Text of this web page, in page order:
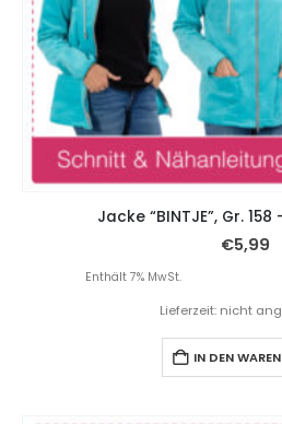
Jacke “BINTJE”, Gr.
€5,99
Enthält 7% MwSt.
Lieferzeit: nicht
IN DEN